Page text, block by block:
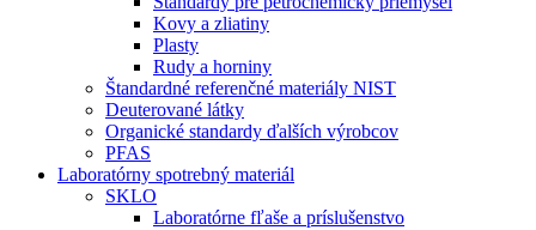
Kovy a zliatiny
Plasty
Rudy a horniny
Štandardné referenčné materiály NIST
Deuterované látky
Organické standardy ďalších výrobcov
PFAS
Laboratórny spotrebný materiál
SKLO
Laboratórne fľaše a príslušenstvo